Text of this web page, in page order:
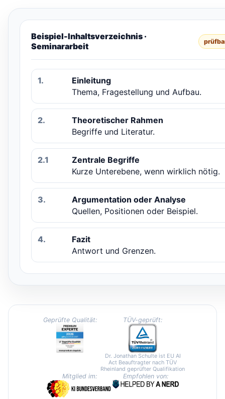
Beispiel-Inhaltsverzeichnis ·
Seminararbeit
1.
Einleitung
Thema, Fragestellung und Aufbau.
2.
Theoretischer Rahmen
Begriffe und Literatur.
2.1
Zentrale Begriffe
Kurze Unterebene, wenn wirklich nötig.
3.
Argumentation oder Analyse
Quellen, Positionen oder Beispiel.
4.
Fazit
Antwort und Grenzen.
Geprüfte Qualität: TÜV-geprüft:
Dr. Jonathan Schulte ist EU AI
Act Beauftragter nach TÜV
Rheinland geprüfter Qualifikation
Mitglied im: Empfohlen von: